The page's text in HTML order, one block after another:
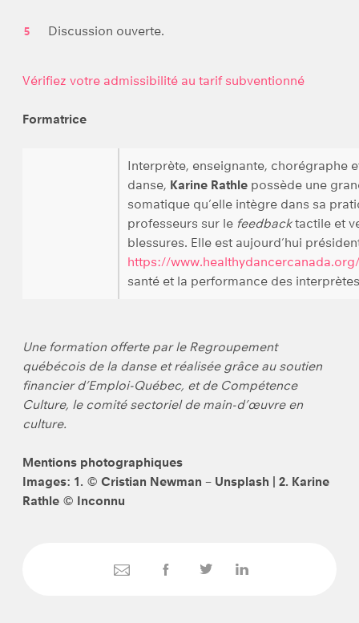
Discussion ouverte.
Vérifiez votre admissibilité au tarif subventionné
Formatrice
Interprète, enseignante, chorégraphe
danse, Karine Rathle possède une
somatique qu’elle intègre dans sa
professeurs sur le feedbacktactile et
blessures. Elle est aujourd’hui
https://www.healthydancercanada.org/
santé et la performance des
Une formation offerte par le Regroupement
québécois de la danse et réalisée grâce au soutien
financier d’Emploi-Québec, et de Compétence
Culture, le comité sectoriel de main-d’œuvre en
culture.
Mentions photographiques
Images: 1. © Cristian Newman – Unsplash | 2. Karine
Rathle © Inconnu